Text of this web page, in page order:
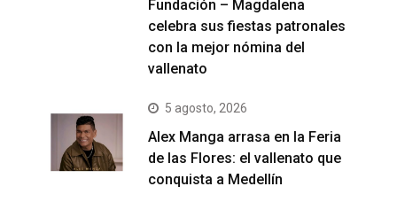
Fundación – Magdalena
celebra sus fiestas patronales
con la mejor nómina del
vallenato
5 agosto, 2026
Alex Manga arrasa en la Feria
de las Flores: el vallenato que
conquista a Medellín